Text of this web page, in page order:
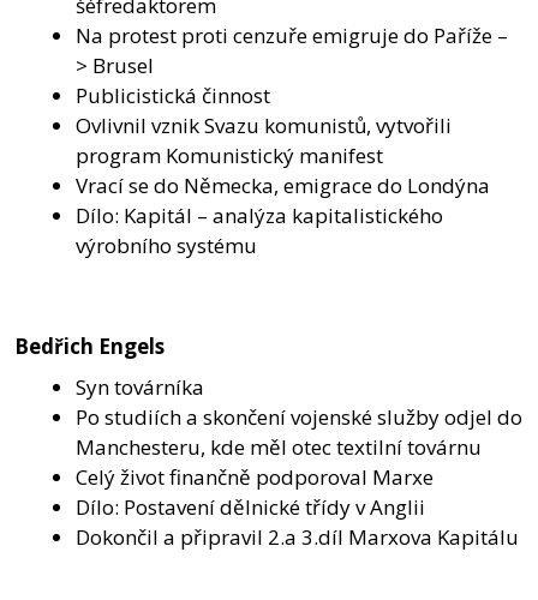
šéfredaktorem
Na protest proti cenzuře emigruje do Paříže –
> Brusel
Publicistická činnost
Ovlivnil vznik Svazu komunistů, vytvořili
program Komunistický manifest
Vrací se do Německa, emigrace do Londýna
Dílo: Kapitál – analýza kapitalistického
výrobního systému
Bedřich Engels
Syn továrníka
Po studiích a skončení vojenské služby odjel do
Manchesteru, kde měl otec textilní továrnu
Celý život finančně podporoval Marxe
Dílo: Postavení dělnické třídy v Anglii
Dokončil a připravil 2.a 3.díl Marxova Kapitálu